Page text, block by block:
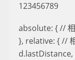
123456789
absolute: { //
}, relative: { //